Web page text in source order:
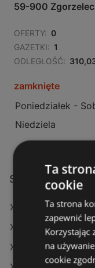
59-900 Zgorzelec
OFERTY: 0
GAZETKI: 1
ODLEGŁOŚĆ:
zamknięte
Poniedziałek -
Niedziela
Sklepy KiK w:
KiK w Świecie
KiK w Kraśnik
KiK w Andrychów
Ta
cookie
Ta strona
zapewnić
Korzystając
na
cookie